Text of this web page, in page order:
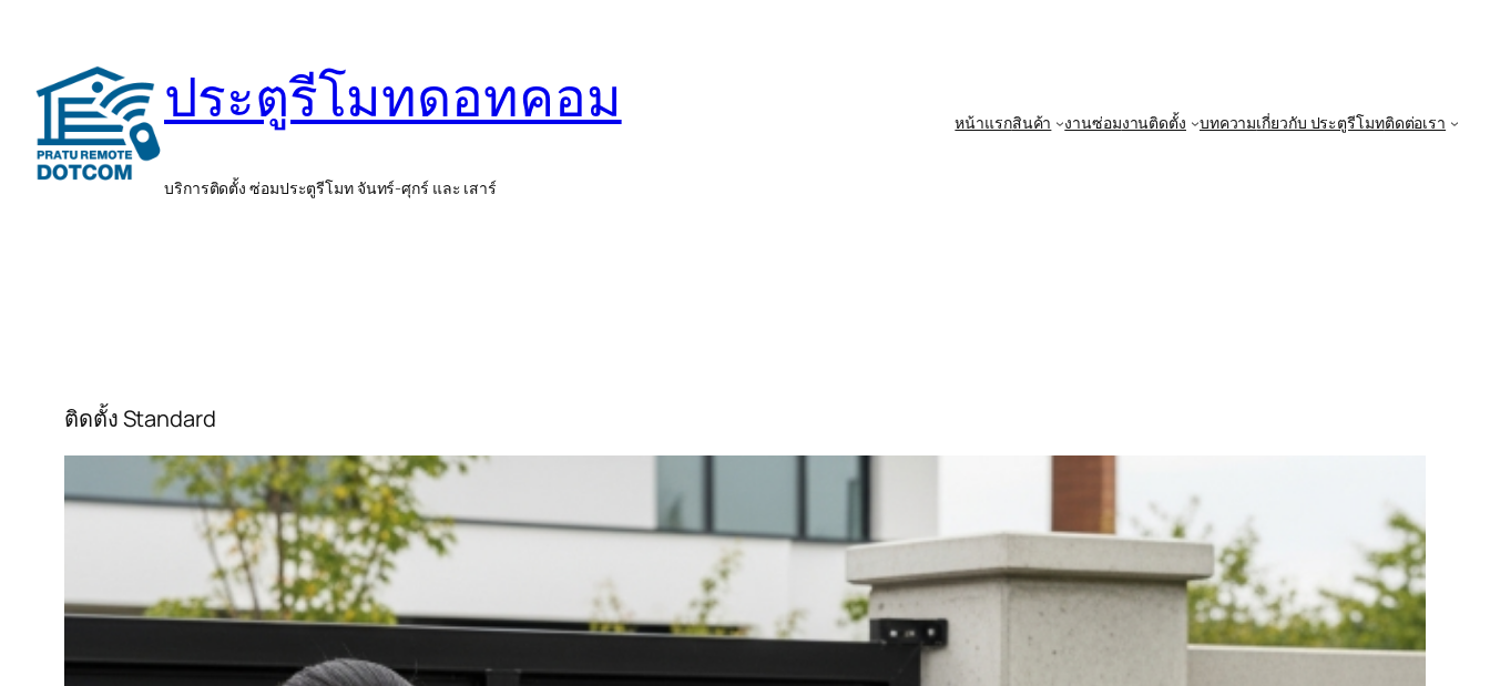
เนื้อหา
ประตูรีโมทดอทคอม
บริการติดตั้ง ซ่อมประตูรีโมท จันทร์-ศุกร์ และ เสาร์
หน้าแรกสินค้า งานซ่อมงานติดตั้ง บทความเกี่ยวกับ ประตูรีโมทติดต่อเรา
ติดตั้ง Standard